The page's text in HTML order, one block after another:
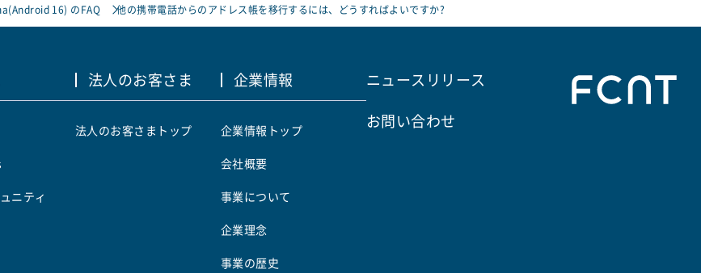
16) のFAQ 他の携帯電話からのアドレス帳を移行するには、どうすればよいですか?
ニティ
法人のお客さま
法人のお客さまトップ
企業情報
企業情報トップ
会社概要
事業について
企業理念
事業の歴史
ニュースリリース
お問い合わせ